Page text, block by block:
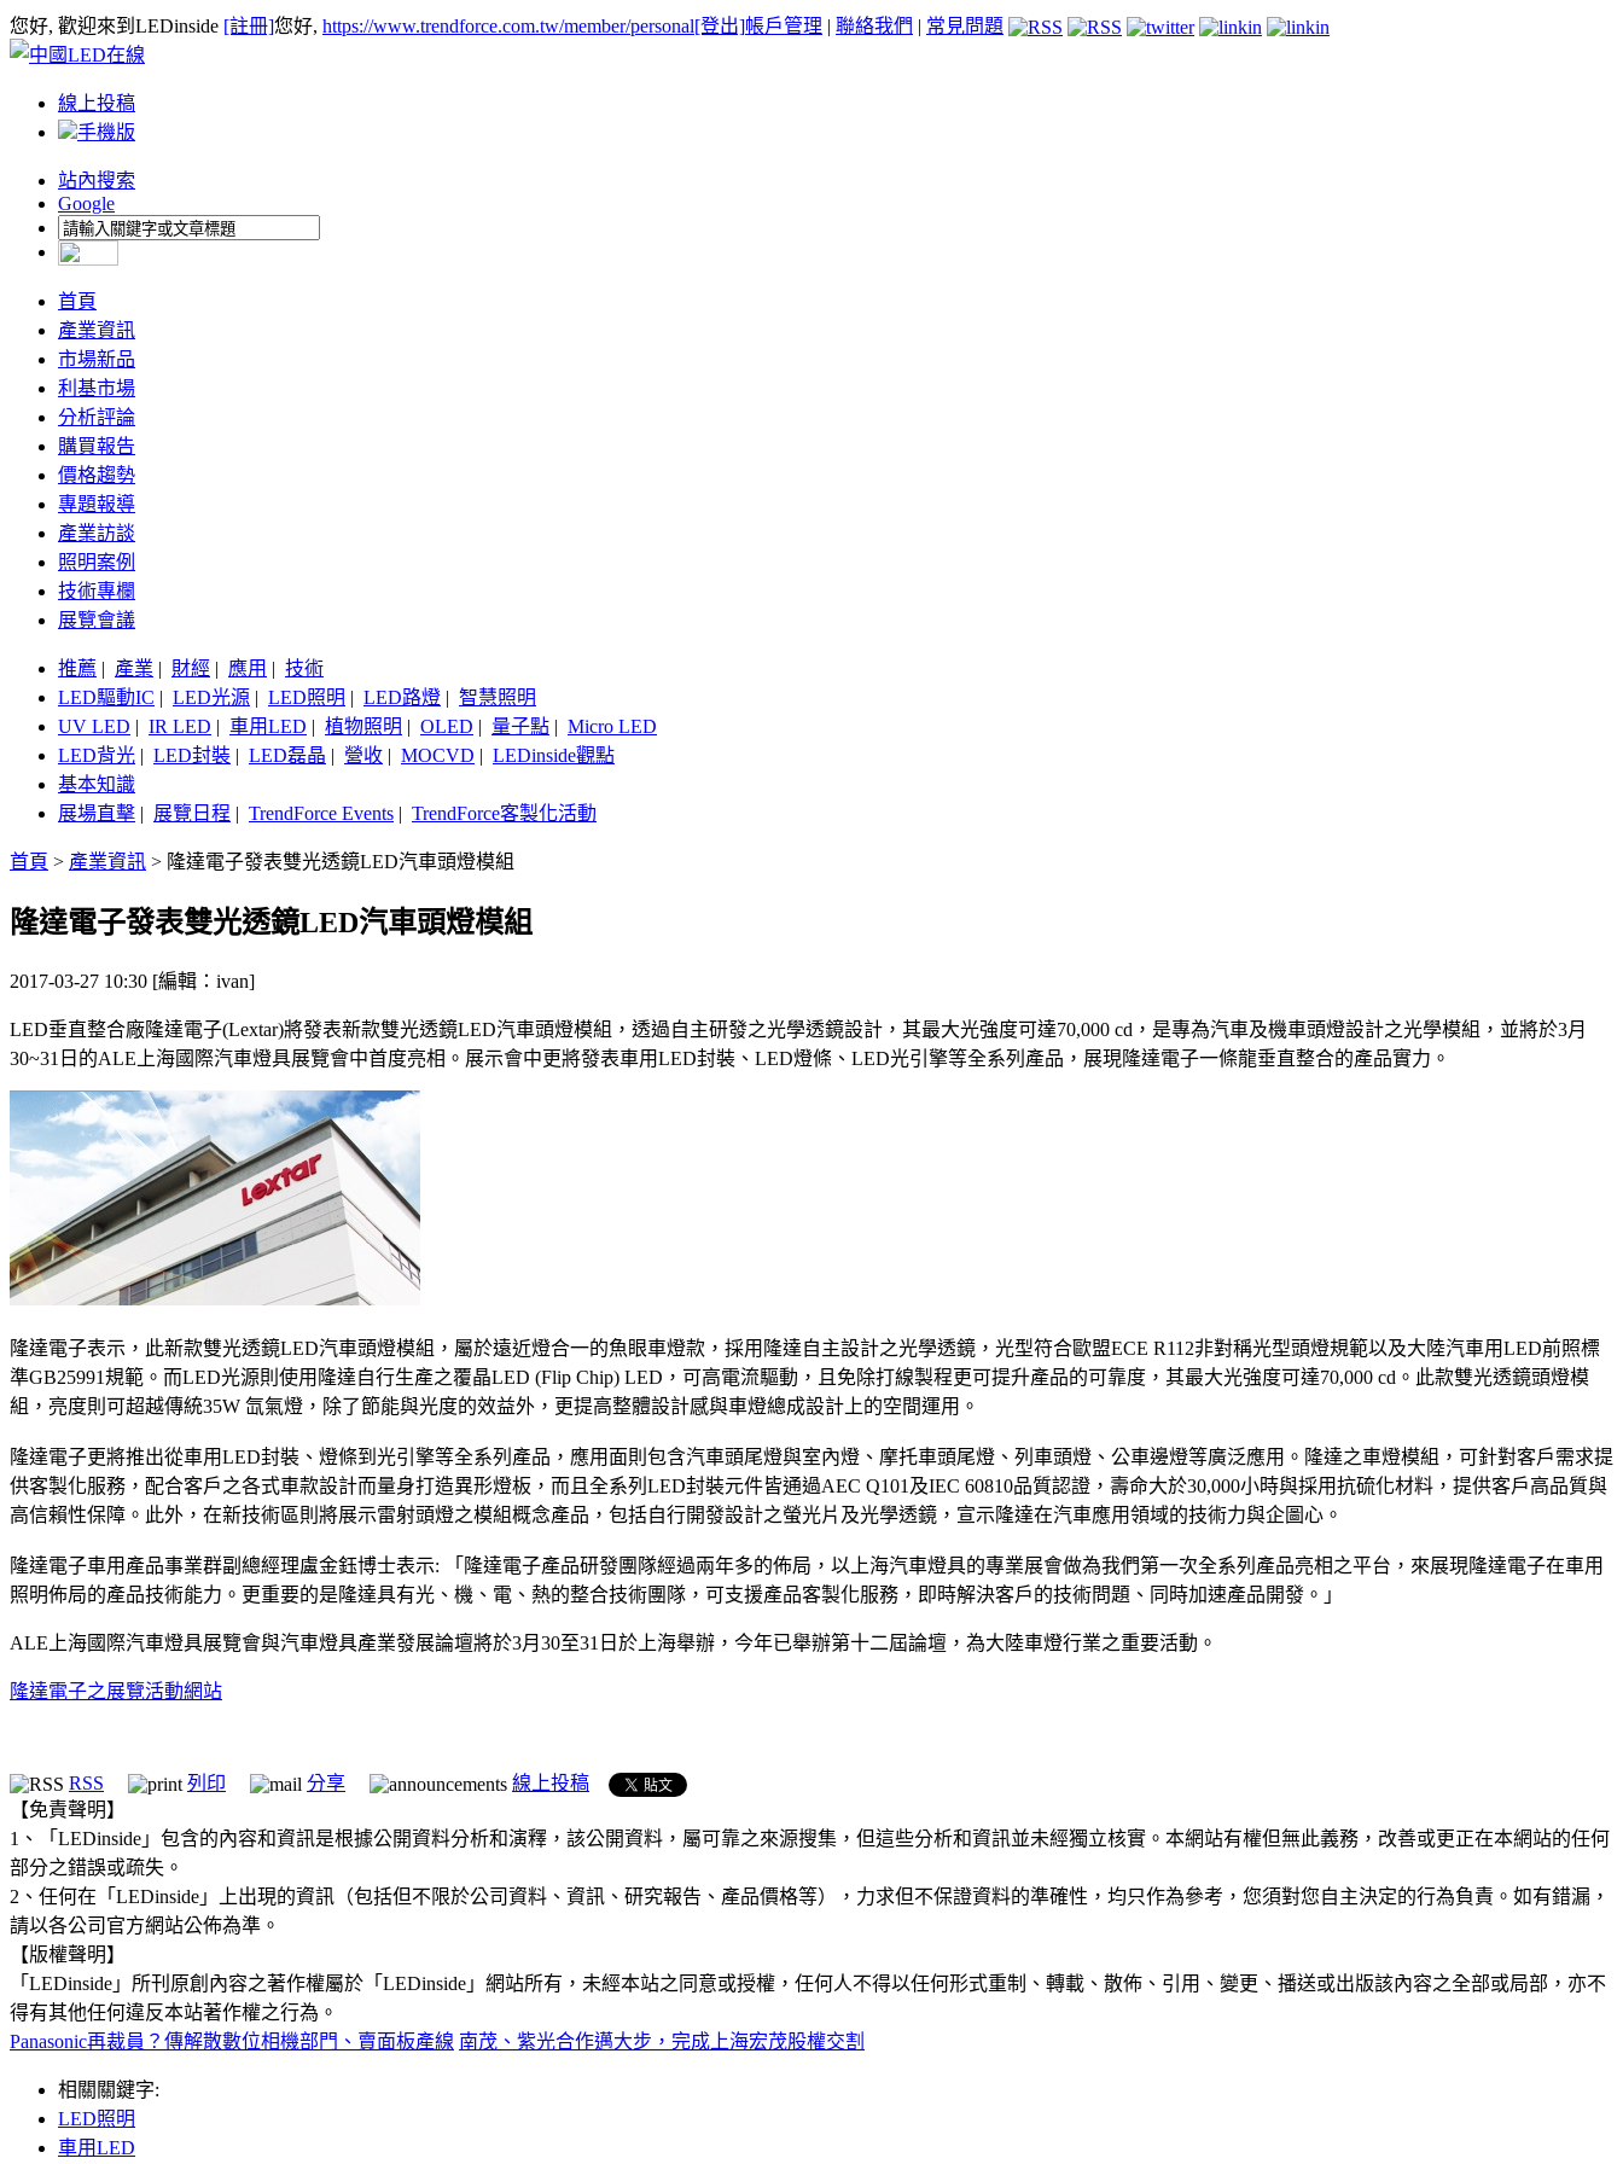
您好, 歡迎來到LEDinside [註冊]您好, https://www.trendforce.com.tw/member/personal[登出]帳戶管理 | 聯絡我們 | 常見問題
線上投稿
手機版
站內搜索
Google
首頁
產業資訊
市場新品
利基市場
分析評論
購買報告
價格趨勢
專題報導
產業訪談
照明案例
技術專欄
展覽會議
推薦 | 產業 | 財經 | 應用 | 技術
LED驅動IC | LED光源 | LED照明 | LED路燈 | 智慧照明
UV LED | IR LED | 車用LED | 植物照明 | OLED | 量子點 | Micro LED
LED背光 | LED封裝 | LED磊晶 | 營收 | MOCVD | LEDinside觀點
基本知識
展場直擊 | 展覽日程 | TrendForce Events | TrendForce客製化活動
首頁 > 產業資訊 > 隆達電子發表雙光透鏡LED汽車頭燈模組
隆達電子發表雙光透鏡LED汽車頭燈模組
2017-03-27 10:30 [編輯：ivan]
LED垂直整合廠隆達電子(Lextar)將發表新款雙光透鏡LED汽車頭燈模組，透過自主研發之光學透鏡設計，其最大光強度可達70,000 cd，是專為汽車及機車頭燈設計之光學模組，並將於3月
30~31日的ALE上海國際汽車燈具展覽會中首度亮相。展示會中更將發表車用LED封裝、LED燈條、LED光引擎等全系列產品，展現隆達電子一條龍垂直整合的產品實力。
隆達電子表示，此新款雙光透鏡LED汽車頭燈模組，屬於遠近燈合一的魚眼車燈款，採用隆達自主設計之光學透鏡，光型符合歐盟ECE R112非對稱光型頭燈規範以及大陸汽車用LED前照標
準GB25991規範。而LED光源則使用隆達自行生產之覆晶LED (Flip Chip) LED，可高電流驅動，且免除打線製程更可提升產品的可靠度，其最大光強度可達70,000 cd。此款雙光透鏡頭燈模
組，亮度則可超越傳統35W 氙氣燈，除了節能與光度的效益外，更提高整體設計感與車燈總成設計上的空間運用。
隆達電子更將推出從車用LED封裝、燈條到光引擎等全系列產品，應用面則包含汽車頭尾燈與室內燈、摩托車頭尾燈、列車頭燈、公車邊燈等廣泛應用。隆達之車燈模組，可針對客戶需求提
供客製化服務，配合客戶之各式車款設計而量身打造異形燈板，而且全系列LED封裝元件皆通過AEC Q101及IEC 60810品質認證，壽命大於30,000小時與採用抗硫化材料，提供客戶高品質與
高信賴性保障。此外，在新技術區則將展示雷射頭燈之模組概念產品，包括自行開發設計之螢光片及光學透鏡，宣示隆達在汽車應用領域的技術力與企圖心。
隆達電子車用產品事業群副總經理盧金鈺博士表示: 「隆達電子產品研發團隊經過兩年多的佈局，以上海汽車燈具的專業展會做為我們第一次全系列產品亮相之平台，來展現隆達電子在車用
照明佈局的產品技術能力。更重要的是隆達具有光、機、電、熱的整合技術團隊，可支援產品客製化服務，即時解決客戶的技術問題、同時加速產品開發。」
ALE上海國際汽車燈具展覽會與汽車燈具產業發展論壇將於3月30至31日於上海舉辦，今年已舉辦第十二屆論壇，為大陸車燈行業之重要活動。
隆達電子之展覽活動網站
RSS 列印 分享
線上投稿
【免責聲明】
1、「LEDinside」包含的內容和資訊是根據公開資料分析和演釋，該公開資料，屬可靠之來源搜集，但這些分析和資訊並未經獨立核實。本網站有權但無此義務，改善或更正在本網站的任何
部分之錯誤或疏失。
2、任何在「LEDinside」上出現的資訊（包括但不限於公司資料、資訊、研究報告、產品價格等），力求但不保證資料的準確性，均只作為參考，您須對您自主決定的行為負責。如有錯漏，
請以各公司官方網站公佈為準。
【版權聲明】
「LEDinside」所刊原創內容之著作權屬於「LEDinside」網站所有，未經本站之同意或授權，任何人不得以任何形式重制、轉載、散佈、引用、變更、播送或出版該內容之全部或局部，亦不
得有其他任何違反本站著作權之行為。
Panasonic再裁員？傳解散數位相機部門、賣面板產線 南茂、紫光合作邁大步，完成上海宏茂股權交割
相關關鍵字:
LED照明
車用LED